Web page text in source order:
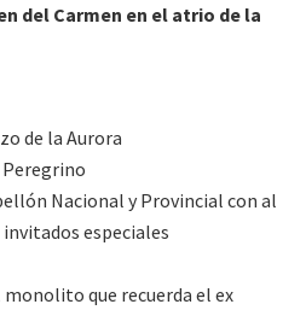
del Carmen en el atrio de la
de la Aurora
Peregrino
Nacional y Provincial con al
especiales
que recuerda el ex